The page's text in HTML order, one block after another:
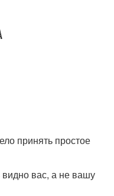
принять простое
вас, а не вашу